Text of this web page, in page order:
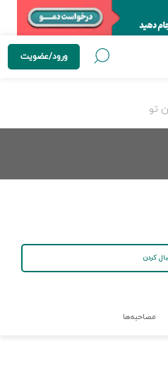
ورود/عضویت
تو
کردن
مصاحبه‌ها